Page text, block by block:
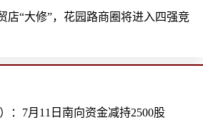
店“大修”，花园路商圈将进入四强竞
：7月11日南向资金减持2500股